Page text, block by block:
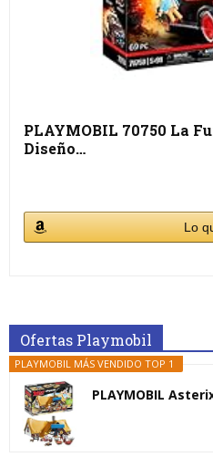
PLAYMOBIL 70750 La
Diseño…
Lo
Ofertas Playmobil
PLAYMOBIL MÁS VENDIDO TOP 1
PLAYMOBIL